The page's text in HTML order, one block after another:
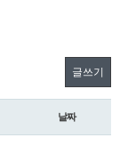
글쓰기
날짜